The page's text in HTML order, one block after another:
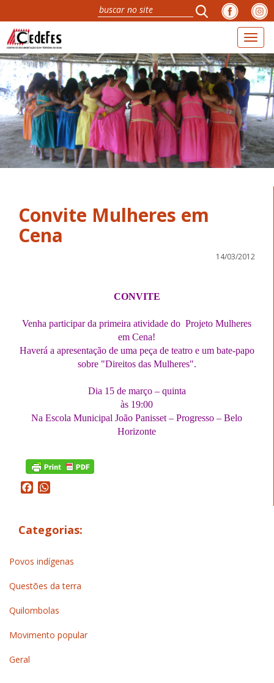
Convite Mulheres em
14/03/2012
CONVITE
Venha participar da primeira atividade do Projeto Mulheres
em Cena!
Haverá a apresentação de uma peça de teatro e um bate-papo
sobre "Direitos das Mulheres".
Dia 15 de março – quinta
às 19:00
Na Escola Municipal João Panisset – Progresso – Belo
Horizonte
Facebook
Categorias:
Povos indígenas
Questões da terra
Quilombolas
Movimento popular
Geral